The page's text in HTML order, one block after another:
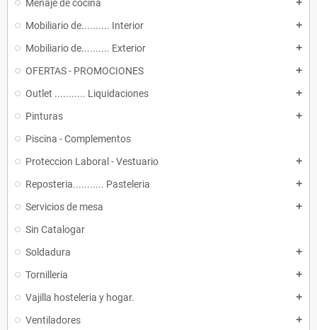
Menaje de cocina add
Mobiliario de.......... Interior add
Mobiliario de.......... Exterior add
OFERTAS - PROMOCIONES add
Outlet ........... Liquidaciones add
Pinturas add
Piscina - Complementos
Proteccion Laboral - Vestuario
add
Reposteria........... Pasteleria add
Servicios de mesa add
Sin Catalogar
Soldadura
add
Tornilleria add
Vajilla hosteleria y hogar. add
Ventiladores add